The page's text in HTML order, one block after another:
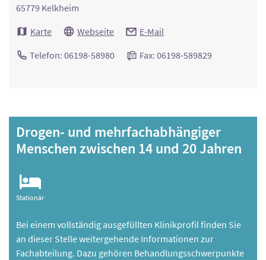
65779 Kelkheim
Karte
Webseite E-Mail
Telefon: 06198-58980 Fax: 06198-589829
Drogen- und mehrfachabhängiger
Menschen zwischen 14 und 20 Jahren
Stationär
Bei einem vollständig ausgefüllten Klinikprofil finden Sie
an dieser Stelle weitergehende Informationen zur
Fachabteilung. Dazu gehören Behandlungsschwerpunkte